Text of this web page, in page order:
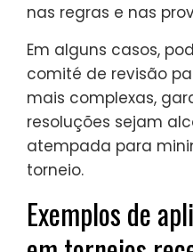
nas regras e nas
Em alguns casos,
comité de revisão
mais complexas,
resoluções sejam
atempada para
torneio.
Exemplos de